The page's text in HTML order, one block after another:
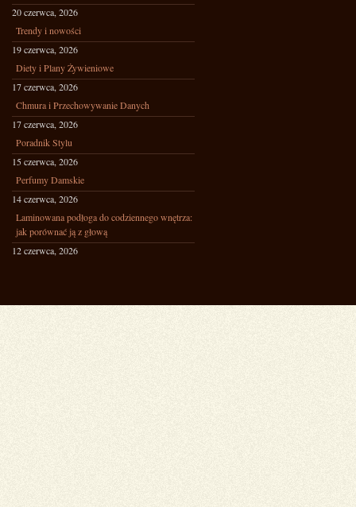
20 czerwca, 2026
Trendy i nowości
19 czerwca, 2026
Diety i Plany Żywieniowe
17 czerwca, 2026
Chmura i Przechowywanie Danych
17 czerwca, 2026
Poradnik Stylu
15 czerwca, 2026
Perfumy Damskie
14 czerwca, 2026
Laminowana podłoga do codziennego wnętrza:
jak porównać ją z głową
12 czerwca, 2026